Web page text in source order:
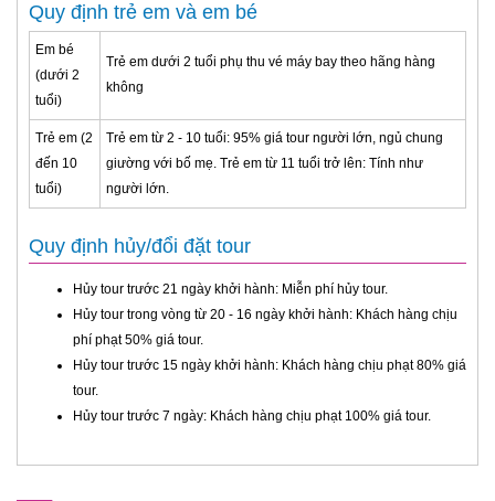
Quy định trẻ em và em bé
Em bé
(dưới 2
tuổi)
Trẻ em dưới 2 tuổi phụ thu vé máy bay theo hãng hàng
không
Trẻ em (2
đến 10
tuổi)
Trẻ em từ 2 - 10 tuổi: 95% giá tour người lớn, ngủ chung
giường với bố mẹ. Trẻ em từ 11 tuổi trở lên: Tính như
người lớn.
Quy định hủy/đổi đặt tour
Hủy tour trước 21 ngày khởi hành: Miễn phí hủy tour.
Hủy tour trong vòng từ 20 - 16 ngày khởi hành: Khách hàng chịu
phí phạt 50% giá tour.
Hủy tour trước 15 ngày khởi hành: Khách hàng chịu phạt 80% giá
tour.
Hủy tour trước 7 ngày: Khách hàng chịu phạt 100% giá tour.